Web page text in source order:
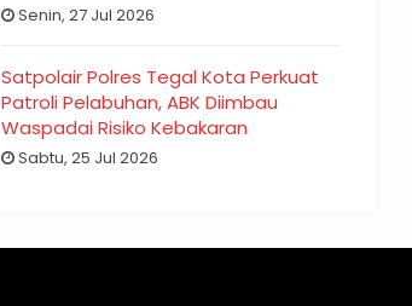
Senin, 27 Jul 2026
Satpolair Polres Tegal Kota Perkuat
Patroli Pelabuhan, ABK Diimbau
Waspadai Risiko Kebakaran
Sabtu, 25 Jul 2026